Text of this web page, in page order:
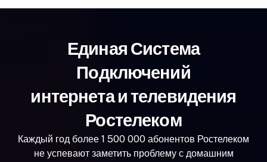
Единая Система
Подключений
интернета и телевидения
Ростелеком
Каждый год более 1 500 000 абонентов Ростелеком
не успевают заметить проблему с домашним